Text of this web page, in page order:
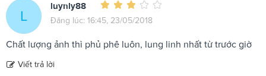
L
luynly88
Đăng lúc: 16:45, 23/05/2018
Chất lượng ảnh thì phủ phê luôn, lung linh nhất từ trước giờ
Viết trả lời